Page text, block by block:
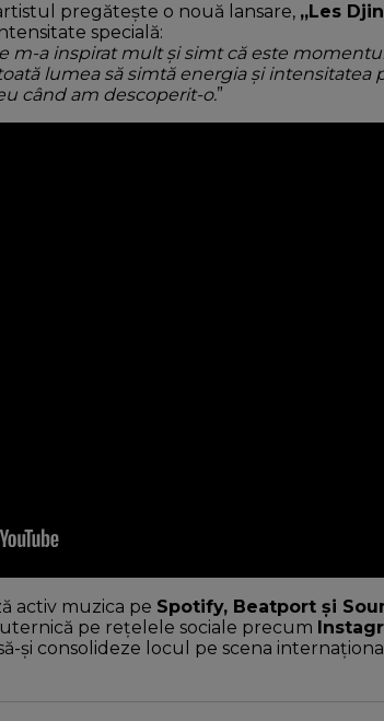
pregătește o nouă lansare, „Les
specială:
m-a inspirat mult și simt că este
lumea să simtă energia și intensitatea
când am descoperit-o.”
activ muzica pe Spotify, Beatport și
pe rețelele sociale precum
și consolideze locul pe scena